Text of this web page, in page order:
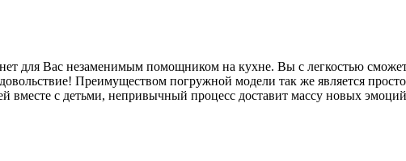
для Вас незаменимым помощником на кухне. Вы с легкостью
Преимуществом погружной модели так же является
вместе с детьми, непривычный процесс доставит массу новых